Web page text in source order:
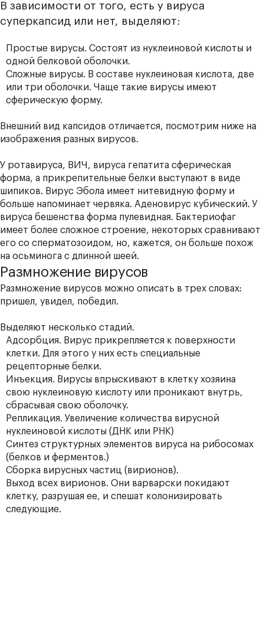
В зависимости от того, есть у вируса
суперкапсид или нет, выделяют:
Простые вирусы. Состоят из нуклеиновой кислоты и
одной белковой оболочки.
Сложные вирусы. В составе нуклеиновая кислота, две
или три оболочки. Чаще такие вирусы имеют
сферическую форму.
Внешний вид капсидов отличается, посмотрим ниже на
изображения разных вирусов.
У ротавируса, ВИЧ, вируса гепатита сферическая
форма, а прикрепительные белки выступают в виде
шипиков. Вирус Эбола имеет нитевидную форму и
больше напоминает червяка. Аденовирус кубический. У
вируса бешенства форма пулевидная. Бактериофаг
имеет более сложное строение, некоторых сравнивают
его со сперматозоидом, но, кажется, он больше похож
на осьминога с длинной шеей.
Размножение вирусов
Размножение вирусов можно описать в трех словах:
пришел, увидел, победил.
Выделяют несколько стадий.
Адсорбция. Вирус прикрепляется к поверхности
клетки. Для этого у них есть специальные
рецепторные белки.
Инъекция. Вирусы впрыскивают в клетку хозяина
свою нуклеиновую кислоту или проникают внутрь,
сбрасывая свою оболочку.
Репликация. Увеличение количества вирусной
нуклеиновой кислоты (ДНК или РНК)
Синтез структурных элементов вируса на рибосомах
(белков и ферментов.)
Сборка вирусных частиц (вирионов).
Выход всех вирионов. Они варварски покидают
клетку, разрушая ее, и спешат колонизировать
следующие.